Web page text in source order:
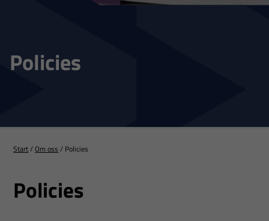
Policies
Start/Om oss / Policies
Policies